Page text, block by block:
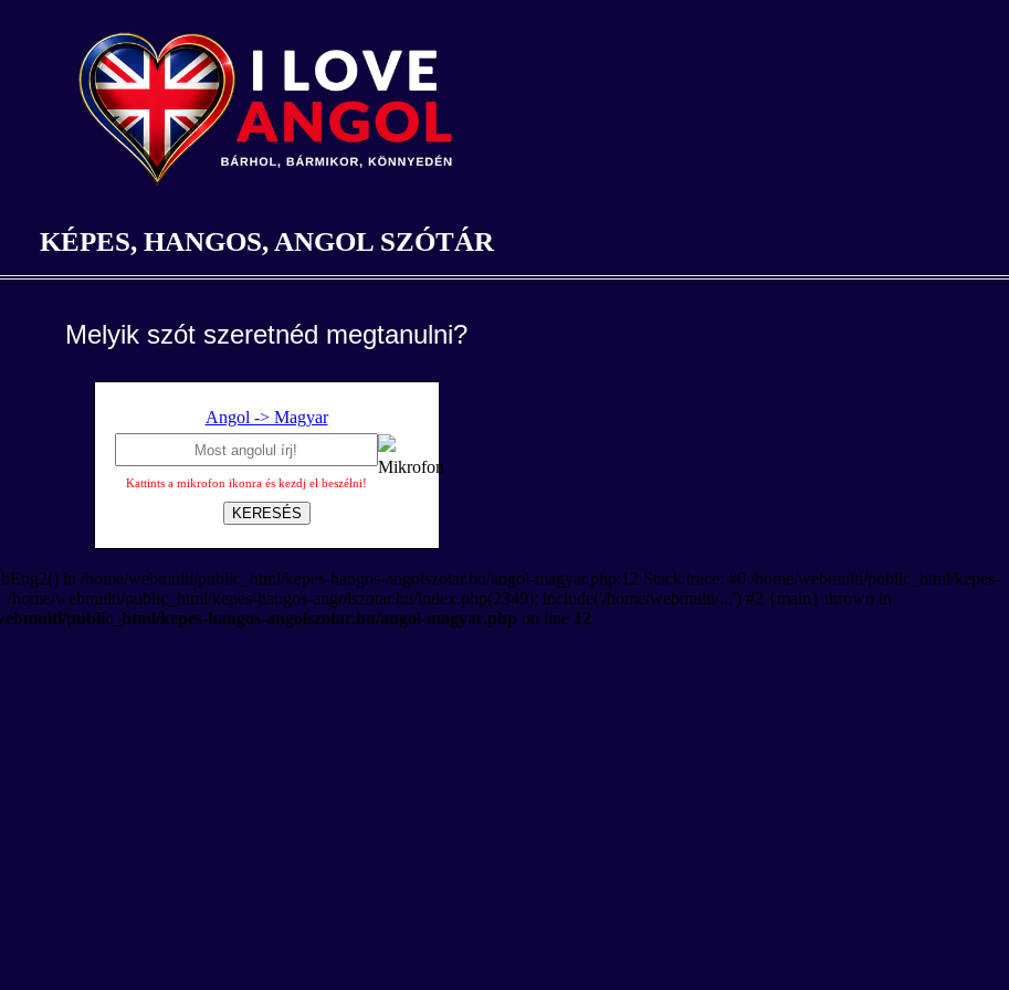
KÉPES, HANGOS, ANGOL SZÓTÁR
Melyik szót szeretnéd megtanulni?
Angol -> Magyar
Kattints a mikrofon ikonra és kezdj el beszélni!
KERESÉS
in /home/webmulti/public_html/kepes-hangos-angolszotar.hu/angol-magyar.php:12 Stack trace: #0 /home/webmulti/public_html/kepes-
/home/webmulti/public_html/kepes-hangos-angolszotar.hu/index.php(2349): include('/home/webmulti/...') #2 {main} thrown in
public_html/kepes-hangos-angolszotar.hu/angol-magyar.php on line 12